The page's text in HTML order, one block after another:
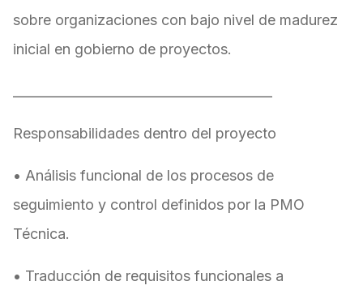
sobre organizaciones con bajo nivel de madurez
inicial en gobierno de proyectos.
Responsabilidades dentro del proyecto
• Análisis funcional de los procesos de
seguimiento y control definidos por la PMO
Técnica.
• Traducción de requisitos funcionales a